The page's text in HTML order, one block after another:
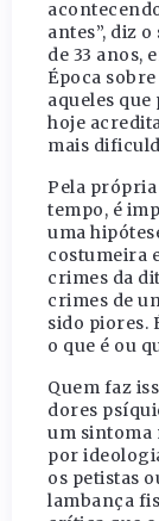
antes”, diz
de 33 anos,
Época
aqueles
hoje
mais
Pela
tempo, é
uma
costumeira
crimes da
crimes de
sido piores.
o que é ou
Quem faz
dores
um sintoma
por
os petistas
lambança